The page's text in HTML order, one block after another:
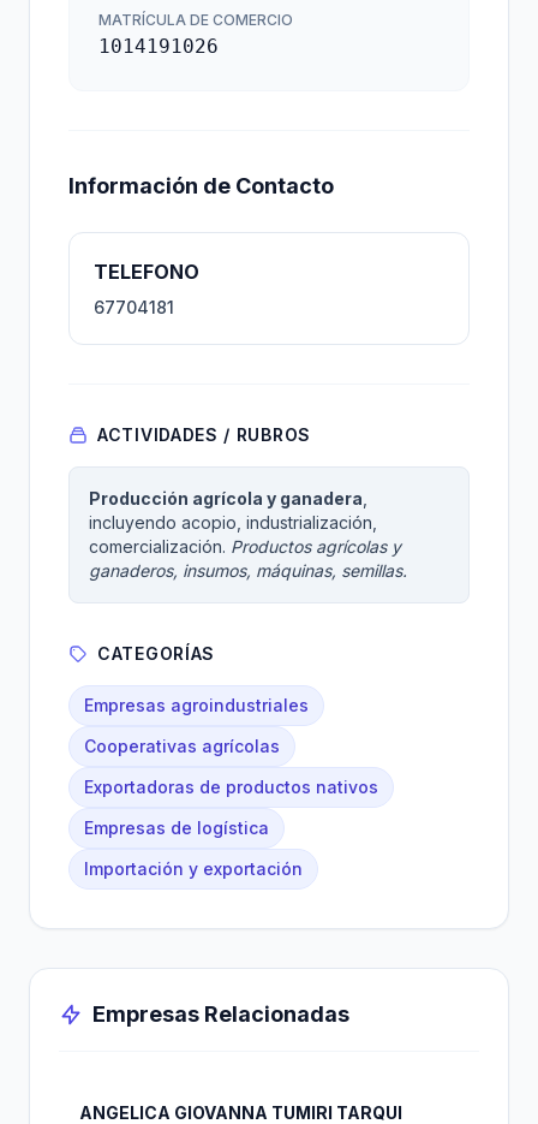
MATRÍCULA DE COMERCIO
1014191026
Información de Contacto
TELEFONO
67704181
ACTIVIDADES / RUBROS
Producción agrícola y ganadera
incluyendo acopio, industrialización,
comercialización. Productos agrícolas y
ganaderos, insumos, máquinas, semillas.
CATEGORÍAS
Empresas agroindustriales
Cooperativas agrícolas
Exportadoras de productos nativos
Empresas de logística
Importación y exportación
Empresas Relacionadas
ANGELICA GIOVANNA TUMIRI TARQUI